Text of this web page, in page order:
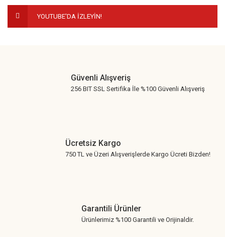
YOUTUBE'DA İZLEYİN!
Güvenli Alışveriş
256 BIT SSL Sertifika İle %100 Güvenli Alışveriş
Ücretsiz Kargo
750 TL ve Üzeri Alışverişlerde Kargo Ücreti Bizden!
Garantili Ürünler
Ürünlerimiz %100 Garantili ve Orijinaldir.